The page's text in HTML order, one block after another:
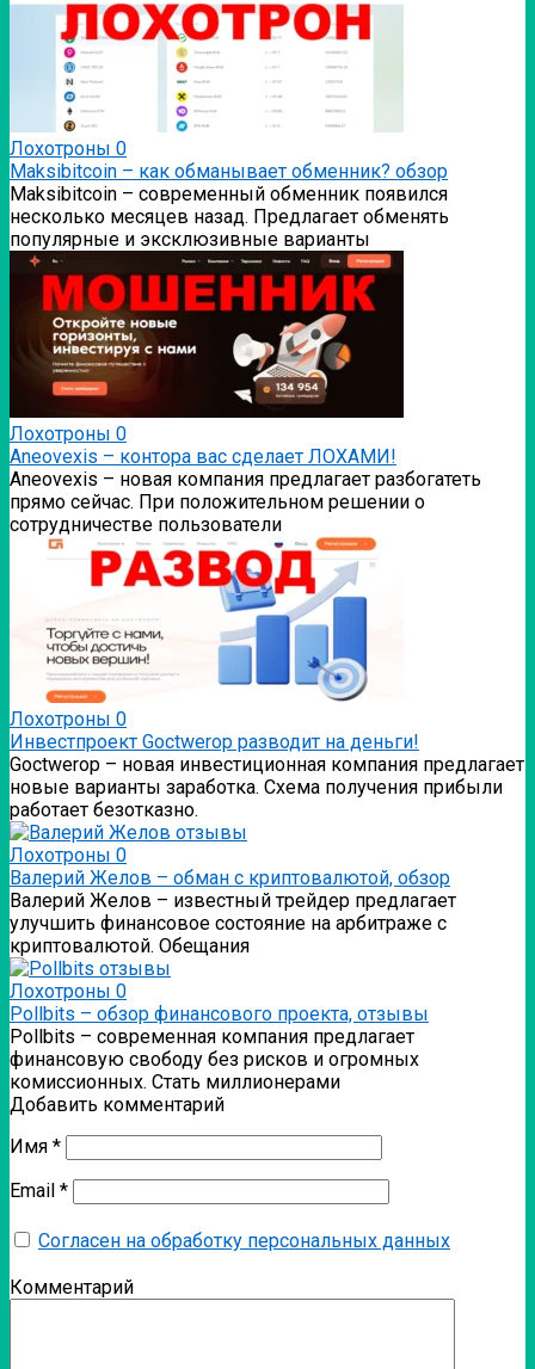
Лохотроны 0
Мaksibitcoin – как обманывает обменник? обзор
Мaksibitcoin – современный обменник появился
несколько месяцев назад. Предлагает обменять
популярные и эксклюзивные варианты
Лохотроны 0
Аneovexis – контора вас сделает ЛОХАМИ!
Аneovexis – новая компания предлагает разбогатеть
прямо сейчас. При положительном решении о
сотрудничестве пользователи
Лохотроны 0
Инвестпроект Goctwerop разводит на деньги!
Goctwerop – новая инвестиционная компания предлагает
новые варианты заработка. Схема получения прибыли
работает безотказно.
Лохотроны 0
Валерий Желов – обман с криптовалютой, обзор
Валерий Желов – известный трейдер предлагает
улучшить финансовое состояние на арбитраже с
криптовалютой. Обещания
Лохотроны 0
Pollbits – обзор финансового проекта, отзывы
Pollbits – современная компания предлагает
финансовую свободу без рисков и огромных
комиссионных. Стать миллионерами
Добавить комментарий
Имя *
Email *
Согласен на обработку персональных данных
Комментарий